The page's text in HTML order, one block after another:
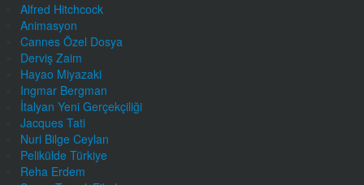
Alfred Hitchcock
Animasyon
Cannes Özel Dosya
Derviş Zaim
Hayao Miyazaki
Ingmar Bergman
İtalyan Yeni Gerçekçiliği
Jacques Tati
Nuri Bilge Ceylan
Pelikülde Türkiye
Reha Erdem